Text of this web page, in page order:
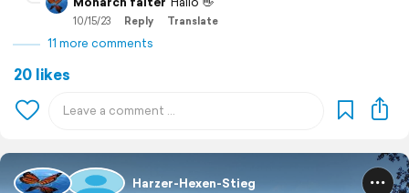
10/15/23 Reply Translate
11 more comments
20 likes
Harzer-Hexen-Stieg